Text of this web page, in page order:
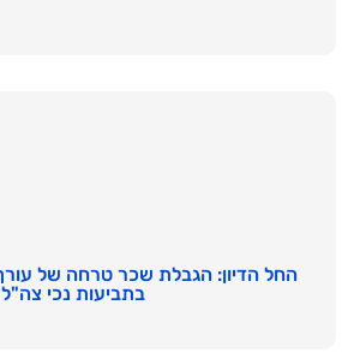
החל הדיון: הגבלת שכר טרחה של
בתביעות נכי צה"ל